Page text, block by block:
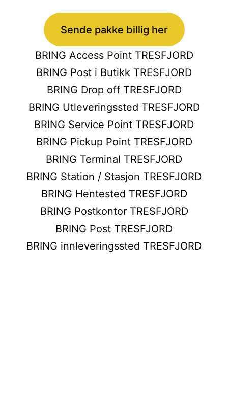
Sende pakke billig her
BRING Access Point TRESFJORD
BRING Post i Butikk TRESFJORD
BRING Drop off TRESFJORD
BRING Utleveringssted TRESFJORD
BRING Service Point TRESFJORD
BRING Pickup Point TRESFJORD
BRING Terminal TRESFJORD
BRING Station / Stasjon TRESFJORD
BRING Hentested TRESFJORD
BRING Postkontor TRESFJORD
BRING Post TRESFJORD
BRING innleveringssted TRESFJORD